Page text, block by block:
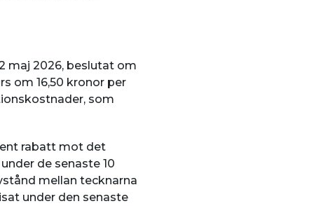
maj 2026, beslutat om
om 16,50 kronor per
som
rabatt mot det
de senaste 10
mellan tecknarna
under den senaste